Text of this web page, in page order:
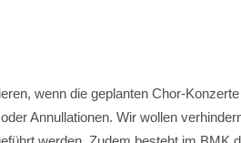
wenn die geplanten Chor-
Annullationen. Wir wollen